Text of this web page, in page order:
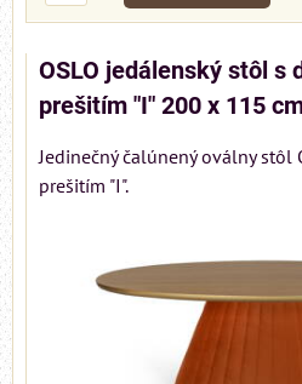
OSLO jedálenský stôl s
prešitím "I" 200 x 115
Jedinečný čalúnený oválny stôl
prešitím "I".